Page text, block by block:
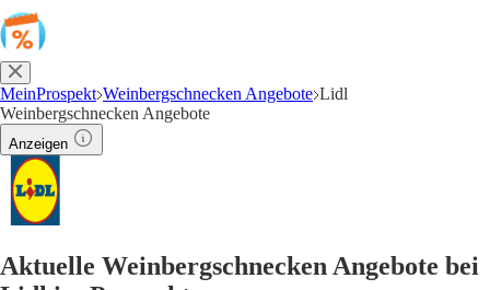
MeinProspekt Weinbergschnecken Angebote Lidl
Weinbergschnecken Angebote
Anzeigen
Aktuelle Weinbergschnecken Angebote bei